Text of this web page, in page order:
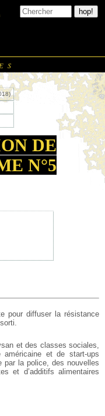
DE
N°5
pour diffuser la résistance
et des classes sociales,
américaine et de start-ups
par la police, des nouvelles
et d’additifs alimentaires